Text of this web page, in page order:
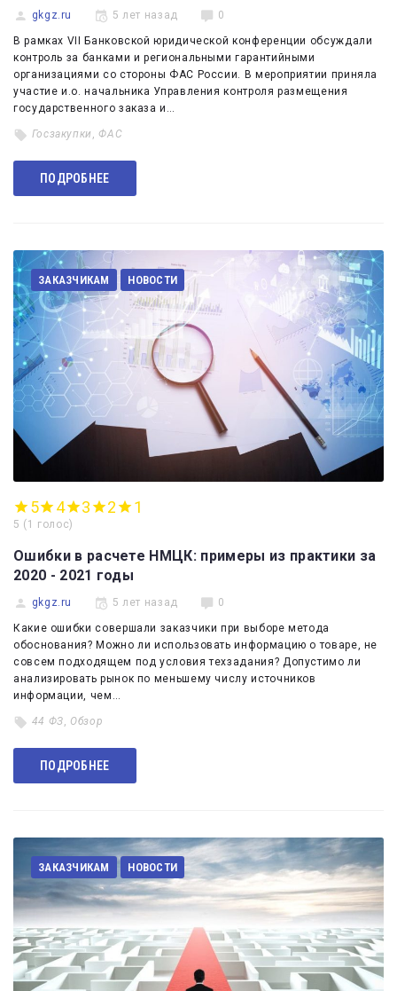
gkgz.ru 5 лет назад 0
В рамках VII Банковской юридической конференции обсуждали
контроль за банками и региональными гарантийными
организациями со стороны ФАС России. В мероприятии приняла
участие и.о. начальника Управления контроля размещения
государственного заказа и…
Госзакупки , ФАС
ПОДРОБНЕЕ
ЗАКАЗЧИКАМ НОВОСТИ
5 4 3 2 1
5 ( 1 голос)
Ошибки в расчете НМЦК: примеры из практики за
2020 - 2021 годы
gkgz.ru 5 лет назад 0
Какие ошибки совершали заказчики при выборе метода
обоснования? Можно ли использовать информацию о товаре, не
совсем подходящем под условия техзадания? Допустимо ли
анализировать рынок по меньшему числу источников
информации, чем…
44 ФЗ, Обзор
ПОДРОБНЕЕ
ЗАКАЗЧИКАМ НОВОСТИ